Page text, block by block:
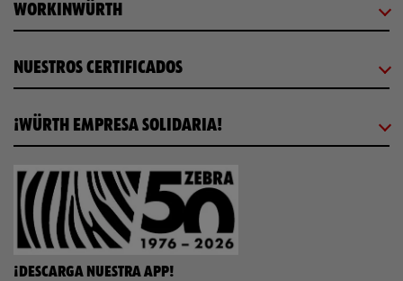
WORKINWÜRTH
NUESTROS CERTIFICADOS
¡WÜRTH EMPRESA SOLIDARIA!
¡DESCARGA NUESTRA APP!